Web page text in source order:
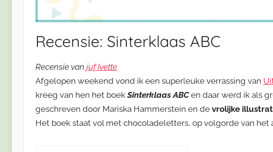
Recensie: Sinterklaas ABC
Recensie van juf Ivette
Afgelopen weekend vond ik een superleuke verrassing van
kreeg van hen het boekSinterklaas ABCen daar werd ik als
geschreven door Mariska Hammerstein en de vrolijke
Het boek staat vol met chocoladeletters, op volgorde van het